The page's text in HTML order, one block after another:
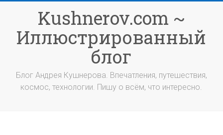
содержимомуKushnerov.com ~
Иллюстрированный
блог
Блог Андрея Кушнерова. Впечатления, путешествия,
космос, технологии. Пишу о всём, что интересно.